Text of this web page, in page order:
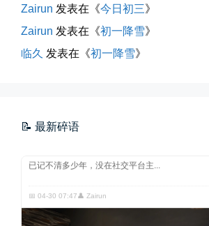
Zairun 发表在《今日初三》
Zairun 发表在《初一降雪》
临久 发表在《初一降雪》
📝 最新碎语
玻璃橱窗两侧的目光交汇
📅 04-30 07:47 👤 Zairun